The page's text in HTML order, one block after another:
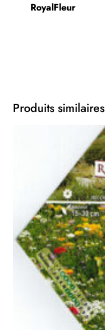
RoyalFleur
Produits similaires